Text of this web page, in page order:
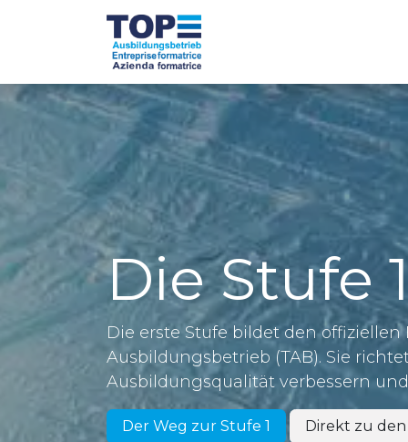
DieStufe
Die erste Stufe bildet den
Ausbildungsbetrieb (TAB). Sie
Ausbildungsqualität verbessern
Der Weg zur Stufe 1 Direkt zu